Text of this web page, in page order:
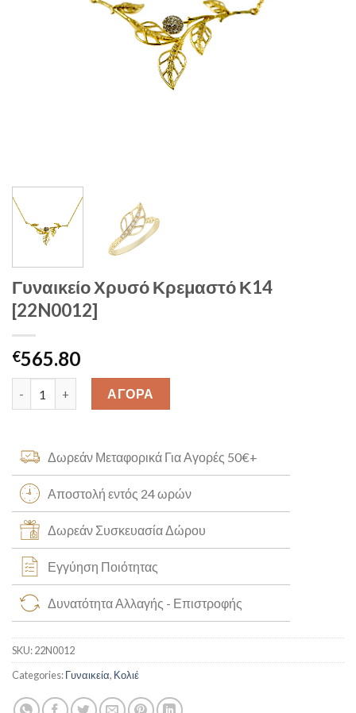
Γυναικείο Χρυσό Κρεμαστό Κ14
[22N0012]
€565.80
Γυναικείο Χρυσό Κρεμαστό Κ14 [22N0012] quantity
ΑΓΟΡΑ
Δωρεάν Μεταφορικά Για Αγορές 50€+
Αποστολή εντός 24 ωρών
Δωρεάν Συσκευασία Δώρου
Εγγύηση Ποιότητας
Δυνατότητα Αλλαγής - Επιστροφής
SKU:22N0012
Categories:Γυναικεία, Κολιέ